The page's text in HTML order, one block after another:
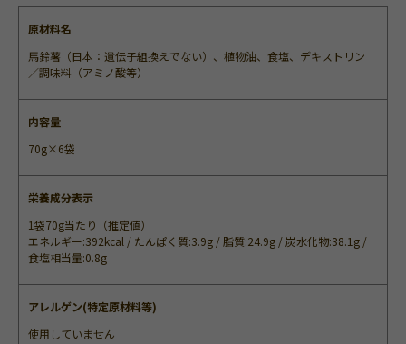
原材料名
馬鈴薯（日本：遺伝子組換えでない）、植物油、食塩、デキストリン
／調味料（アミノ酸等）
内容量
70g×6袋
栄養成分表示
1袋70g当たり（推定値）
エネルギー:392kcal / たんぱく質:3.9g / 脂質:24.9g / 炭水化物:38.1g /
食塩相当量:0.8g
アレルゲン(特定原材料等)
使用していません